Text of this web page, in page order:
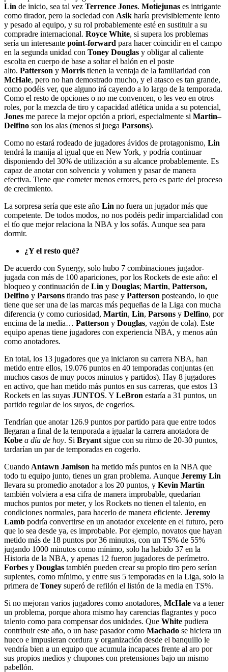
Lin de inicio, sea tal vez Terrence Jones. Motiejunas es intrigante
como tirador, pero la sociedad con Asik haría previsiblemente lento
y pesado al equipo, y su rol probablemente esté en sustituir a su
compradre internacional. Royce White, si supera los problemas
sería un interesante point-forward para hacer coincidir en el campo
en la segunda unidad con Toney Douglas y obligar al caliente
escolta en cuerpo de base a soltar el balón en el poste
alto. Patterson y Morris tienen la ventaja de la familiaridad con
McHale, pero no han demostrado mucho, y el atasco es tan grande,
como podéis ver, que alguno irá cayendo a lo largo de la temporada.
Como el resto de opciones o no me convencen, o les veo en otros
roles, por la mezcla de tiro y capacidad atlética unida a su potencial,
Jones me parece la mejor opción a priori, especialmente si Martin–
Delfino son los alas (menos si juega Parsons).
Como no estará rodeado de jugadores ávidos de protagonismo, Lin
tendrá la manija al igual que en New York, y podría continuar
disponiendo del 30% de utilización a su alcance probablemente. Es
capaz de anotar con solvencia y volumen y pasar de manera
efectiva. Tiene que cometer menos errores, pero es parte del proceso
de crecimiento.
La sorpresa sería que este año Lin no fuera un jugador más que
competente. De todos modos, no nos podéis pedir imparcialidad con
el tío que mejor relaciona la NBA y los sofás. Aunque sea para
dormir.
¿Y el resto qué?
De acuerdo con Synergy, solo hubo 7 combinaciones jugador-
jugada con más de 100 apariciones, por los Rockets de este año: el
bloqueo y continuación de Lin y Douglas; Martin, Patterson,
Delfino y Parsons tirando tras pase y Patterson posteando, lo que
tiene que ser una de las marcas más pequeñas de la Liga con mucha
diferencia (y como curiosidad, Martin, Lin, Parsons y Delfino, por
encima de la media… Patterson y Douglas, vagón de cola). Este
equipo apenas tiene jugadores con experiencia NBA, y menos aún
como anotadores.
En total, los 13 jugadores que ya iniciaron su carrera NBA, han
metido entre ellos, 19.076 puntos en 40 temporadas conjuntas (en
muchos casos de muy pocos minutos y partidos). Hay 8 jugadores
en activo, que han metido más puntos en sus carreras, que estos 13
Rockets en las suyas JUNTOS. Y LeBron estaría a 31 puntos, un
partido regular de los suyos, de cogerlos.
Tendrían que anotar 126.9 puntos por partido para que entre todos
llegaran a final de la temporada a igualar la carrera anotadora de
Kobe a día de hoy. Si Bryant sigue con su ritmo de 20-30 puntos,
tardarían un par de temporadas en cogerlo.
Cuando Antawn Jamison ha metido más puntos en la NBA que
todo tu equipo junto, tienes un gran problema. Aunque Jeremy Lin
llevara su promedio anotador a los 20 puntos, y Kevin Martin
también volviera a esa cifra de manera improbable, quedarían
muchos puntos por meter, y los Rockets no tienen el talento, en
condiciones normales, para hacerlo de manera eficiente. Jeremy
Lamb podría convertirse en un anotador excelente en el futuro, pero
que lo sea desde ya, es improbable. Por ejemplo, novatos que hayan
metido más de 18 puntos por 36 minutos, con un TS% de 55%
jugando 1000 minutos como mínimo, solo ha habido 37 en la
Historia de la NBA, y apenas 12 fueron jugadores de perímetro.
Forbes y Douglas también pueden crear su propio tiro pero serían
suplentes, como mínimo, y entre sus 5 temporadas en la Liga, solo la
primera de Toney superó de refilón el listón de la media en TS%.
Si no mejoran varios jugadores como anotadores, McHale va a tener
un problema, porque ahora mismo hay carencias flagrantes y poco
talento como para compensar dos unidades. Que White pudiera
contribuir este año, o un base pasador como Machado se hiciera un
hueco e impusieran cordura y organización desde el banquillo le
vendría bien a un equipo que acumula incapaces frente al aro por
sus propios medios y chupones con pretensiones bajo un mismo
pabellón.